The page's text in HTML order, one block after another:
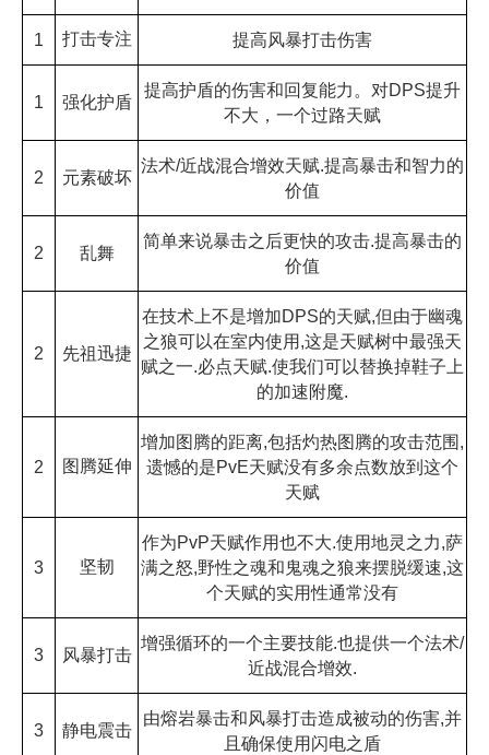
1 打击专注 提高风暴打击伤害
1 强化护盾
提高护盾的伤害和回复能力。对DPS提升
不大，一个过路天赋
2 元素破坏
法术/近战混合增效天赋.提高暴击和智力的
价值
2 乱舞
简单来说暴击之后更快的攻击.提高暴击的
价值
2 先祖迅捷
在技术上不是增加DPS的天赋,但由于幽魂
之狼可以在室内使用,这是天赋树中最强天
赋之一.必点天赋.使我们可以替换掉鞋子上
的加速附魔.
2 图腾延伸
增加图腾的距离,包括灼热图腾的攻击范围,
遗憾的是PvE天赋没有多余点数放到这个
天赋
3 坚韧
作为PvP天赋作用也不大.使用地灵之力,萨
满之怒,野性之魂和鬼魂之狼来摆脱缓速,这
个天赋的实用性通常没有
3 风暴打击
增强循环的一个主要技能.也提供一个法术/
近战混合增效.
3 静电震击
由熔岩暴击和风暴打击造成被动的伤害,并
且确保使用闪电之盾